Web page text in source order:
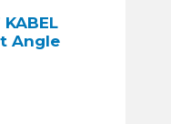
KABEL
Angle